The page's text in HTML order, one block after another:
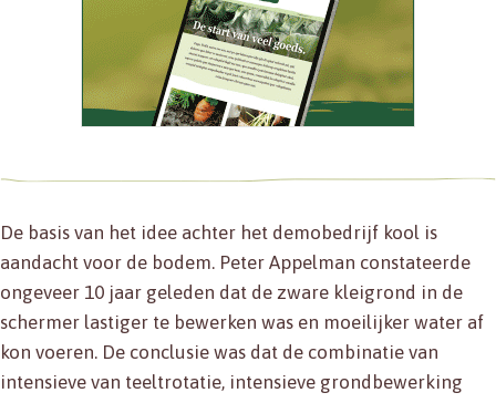
De basis van het idee achter het demobedrijf kool is
aandacht voor de bodem. Peter Appelman constateerde
ongeveer 10 jaar geleden dat de zware kleigrond in de
schermer lastiger te bewerken was en moeilijker water af
kon voeren. De conclusie was dat de combinatie van
intensieve van teeltrotatie, intensieve grondbewerking